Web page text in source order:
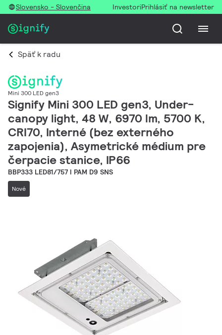
Slovensko - Slovenčina InvestoriPrihlásiť na newsletter
Späť k radu
Mini 300 LED gen3
Signify Mini 300 LED gen3, Under-
canopy light, 48 W, 6970 lm, 5700 K,
CRI70, Interné (bez externého
zapojenia), Asymetrické médium pre
čerpacie stanice, IP66
BBP333 LED81/757 I PAM D9 SNS
Nové